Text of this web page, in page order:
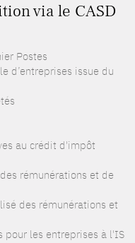
via le CASD
Postes
d’entreprises issue du
au crédit d'impôt
rémunérations et de
des rémunérations et
les entreprises à l'IS